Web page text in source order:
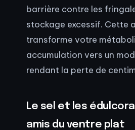
barrière contre les
stockage excessif. Cette
transforme votre
accumulation vers un
rendant la perte de
Le sel et les
amis du ventre plat